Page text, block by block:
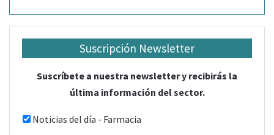
Suscripción Newsletter
Suscríbete a nuestra newsletter y recibirás la
última información del sector.
Noticias del día - Farmacia